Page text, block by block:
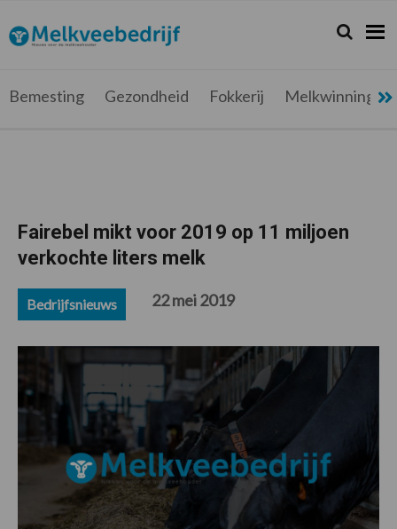
de
hoofdnavigatie
de
hoofd
de
eerste
de
voettekst
Melkveebedrijf.be
Nieuws
melkveehouder
Zoeken...
Zoek
Bemesting Gezondheid Fokkerij Melkwinning
Fairebel mikt voor 2019 op 11 miljoen
verkochte liters melk
Bedrijfsnieuws 22 mei 2019